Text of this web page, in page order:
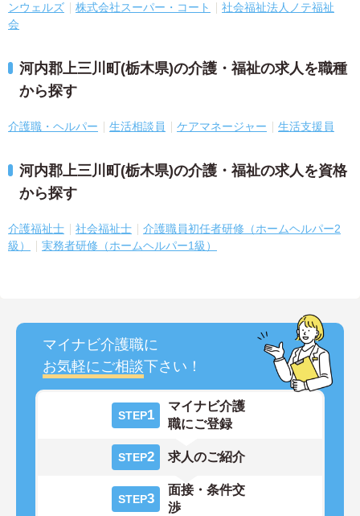
ンウェルズ
株式会社スーパー・コート
社会福祉法人ノテ福祉
会
河内郡上三川町(栃木県)の介護・福祉の求人を職種
から探す
介護職・ヘルパー 生活相談員 ケアマネージャー 生活支援員
河内郡上三川町(栃木県)の介護・福祉の求人を資格
から探す
介護福祉士 社会福祉士
介護職員初任者研修（ホームヘルパー2
級）
実務者研修（ホームヘルパー1級）
マイナビ介護職に
お気軽にご相談下さい！
STEP1
マイナビ介護
職にご登録
STEP2 求人のご紹介
STEP3
面接・条件交
渉